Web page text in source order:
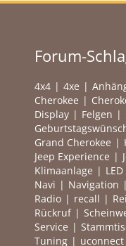
Forum-
4x4 4xe
Cherokee
Display
Felgen
Grand Cherokee
Jeep Experience
Klimaanlage
LED
Navi
Navigation
Radio
recall
Rückruf
Service
Tuning
uconnect